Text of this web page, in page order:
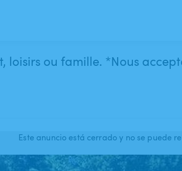
loisirs ou famille. *Nous
Este anuncio está cerrado y no se puede